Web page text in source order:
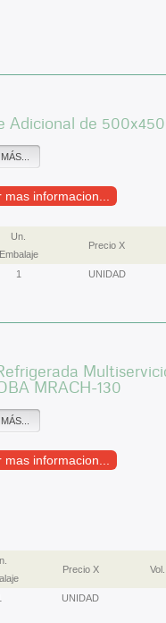
Adicional de
mas informacion...
Un.
Embalaje
Precio X
1 UNIDAD
MRACH-130
mas informacion...
Precio X Vol.
UNIDAD